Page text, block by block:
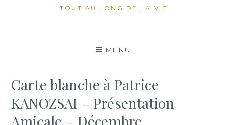
TOUT AU LONG DE LA VIE
MENU
Carte blanche à Patrice
KANOZSAI – Présentation
Amicale – Décembre